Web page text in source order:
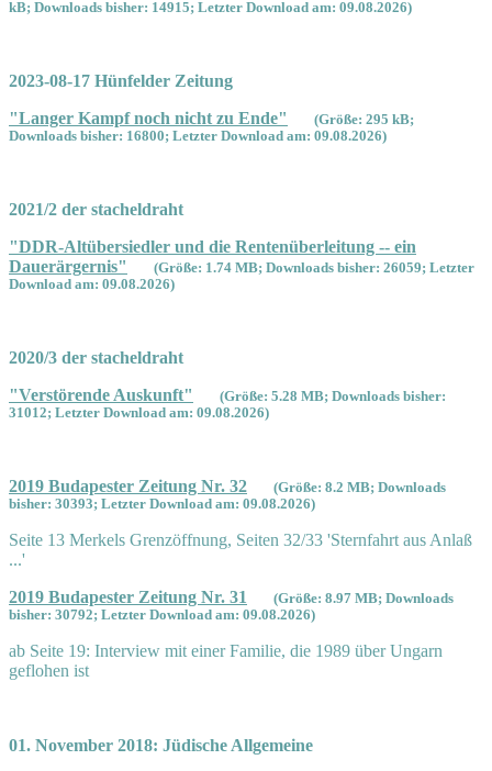
kB; Downloads bisher: 14915; Letzter Download am: 09.08.2026)
2023-08-17 Hünfelder Zeitung
"Langer Kampf noch nicht zu Ende"
(Größe: 295 kB;
Downloads bisher: 16800; Letzter Download am: 09.08.2026)
2021/2 der stacheldraht
"DDR-Altübersiedler und die Rentenüberleitung -- ein
Dauerärgernis"
(Größe: 1.74 MB; Downloads bisher: 26059; Letzter
Download am: 09.08.2026)
2020/3 der stacheldraht
"Verstörende Auskunft"
(Größe: 5.28 MB; Downloads bisher:
31012; Letzter Download am: 09.08.2026)
2019 Budapester Zeitung Nr. 32
(Größe: 8.2 MB; Downloads
bisher: 30393; Letzter Download am: 09.08.2026)
Seite 13 Merkels Grenzöffnung, Seiten 32/33 'Sternfahrt aus Anlaß
...'
2019 Budapester Zeitung Nr. 31
(Größe: 8.97 MB; Downloads
bisher: 30792; Letzter Download am: 09.08.2026)
ab Seite 19: Interview mit einer Familie, die 1989 über Ungarn
geflohen ist
01. November 2018: Jüdische Allgemeine